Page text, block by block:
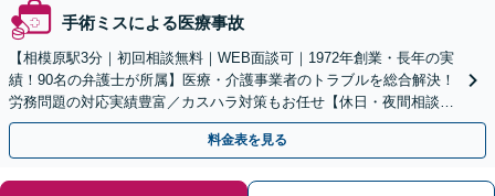
手術ミスによる医療事故
【相模原駅3分｜初回相談無料｜WEB面談可｜1972年創業・長年の実
績！90名の弁護士が所属】医療・介護事業者のトラブルを総合解決！
労務問題の対応実績豊富／カスハラ対策もお任せ【休日・夜間相談可
／忙しい方にも安心の柔軟なサポート体制】
料金表を見る